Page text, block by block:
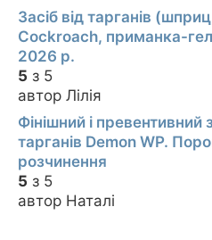
Засіб від тарганів
Cockroach, приманка-
2026 р.
5 з 5
автор Лілія
Фінішний і превентивний
тарганів Demon WP.
розчинення
5 з 5
автор Наталі